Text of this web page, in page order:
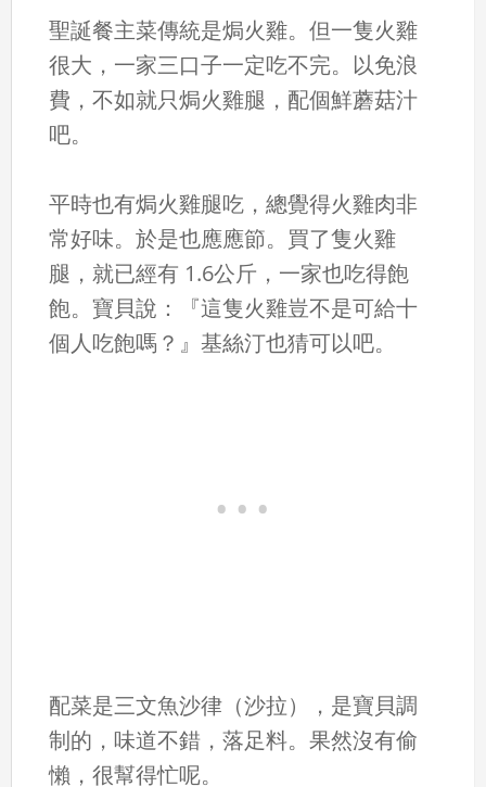
聖誕餐主菜傳統是焗火雞。但一隻火雞
很大，一家三口子一定吃不完。以免浪
費，不如就只焗火雞腿，配個鮮蘑菇汁
吧。
平時也有焗火雞腿吃，總覺得火雞肉非
常好味。於是也應應節。買了隻火雞
腿，就已經有 1.6公斤，一家也吃得飽
飽。寶貝說：『這隻火雞豈不是可給十
個人吃飽嗎？』基絲汀也猜可以吧。
配菜是三文魚沙律（沙拉），是寶貝調
制的，味道不錯，落足料。果然沒有偷
懶，很幫得忙呢。